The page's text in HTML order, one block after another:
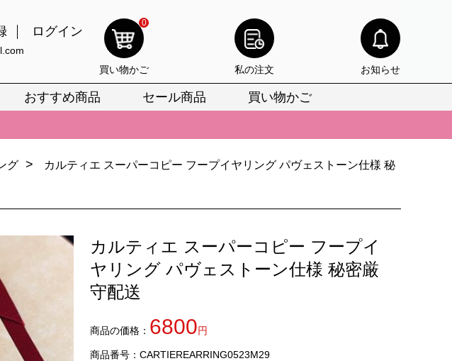
ログイン
0
買い物かご 私の注文 お知らせ
おすすめ商品 セール商品 買い物かご
質の再現度を安心してお選びいただけます。
ルが登場。上質な仕上がりをお見逃しなく。
質の再現度を安心してお選びいただけます。
ルが登場。上質な仕上がりをお見逃しなく。
グ > カルティエ スーパーコピー フープイヤリング パヴェストーン仕様 秘
カルティエ スーパーコピー フープイ
ヤリング パヴェストーン仕様 秘密厳
守配送
商品の価格： 6800円
商品番号：CARTIEREARRING0523M29